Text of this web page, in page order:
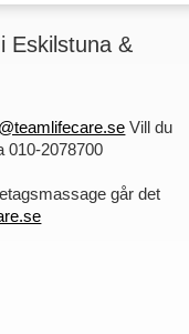
Eskilstuna &
Vill du
010-2078700
går det